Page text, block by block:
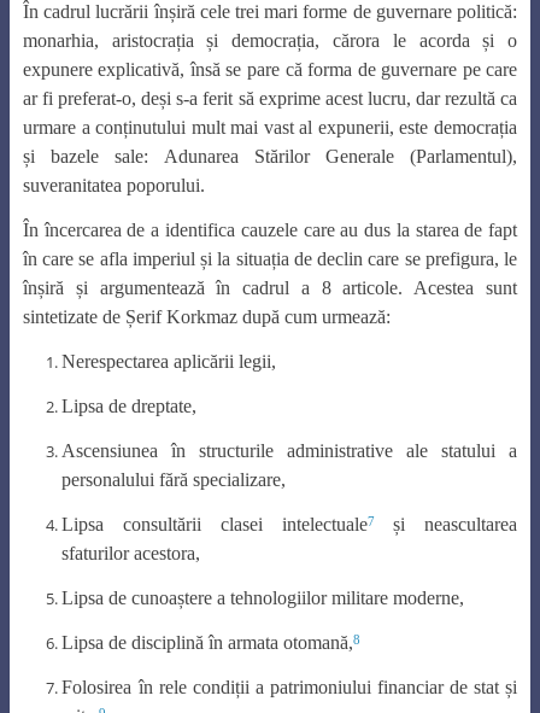
În cadrul lucrării înșiră cele trei mari forme de guvernare politică:
monarhia, aristocrația și democrația, cărora le acorda și o
expunere explicativă, însă se pare că forma de guvernare pe care
ar fi preferat-o, deși s-a ferit să exprime acest lucru, dar rezultă ca
urmare a conținutului mult mai vast al expunerii, este democrația
și bazele sale: Adunarea Stărilor Generale (Parlamentul),
suveranitatea poporului.
În încercarea de a identifica cauzele care au dus la starea de fapt
în care se afla imperiul și la situația de declin care se prefigura, le
înșiră și argumentează în cadrul a 8 articole. Acestea sunt
sintetizate de Șerif Korkmaz după cum urmează:
Nerespectarea aplicării legii,
Lipsa de dreptate,
Ascensiunea în structurile administrative ale statului a
personalului fără specializare,
Lipsa consultării clasei intelectuale7
și neascultarea
sfaturilor acestora,
Lipsa de cunoaștere a tehnologiilor militare moderne,
Lipsa de disciplină în armata otomană,8
Folosirea în rele condiții a patrimoniului financiar de stat și